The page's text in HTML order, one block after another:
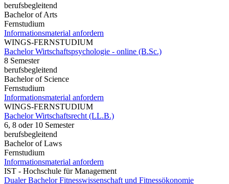
berufsbegleitend
Bachelor of Arts
Fernstudium
Informationsmaterial anfordern
WINGS-FERNSTUDIUM
Bachelor Wirtschaftspsychologie - online (B.Sc.)
8 Semester
berufsbegleitend
Bachelor of Science
Fernstudium
Informationsmaterial anfordern
WINGS-FERNSTUDIUM
Bachelor Wirtschaftsrecht (LL.B.)
6, 8 oder 10 Semester
berufsbegleitend
Bachelor of Laws
Fernstudium
Informationsmaterial anfordern
IST - Hochschule für Management
Dualer Bachelor Fitnesswissenschaft und Fitnessökonomie